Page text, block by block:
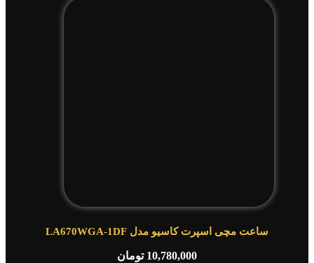
ساعت مچی اسپرت کاسیو مدل LA670WGA-1DF
10,780,000 تومان